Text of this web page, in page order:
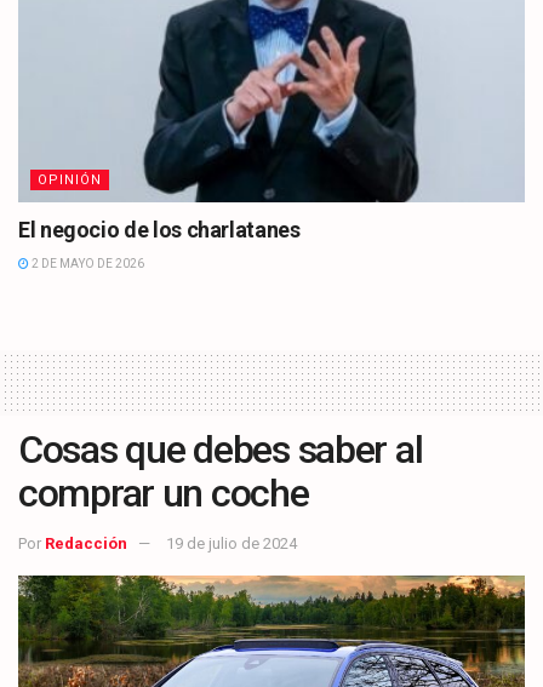
OPINIÓN
El negocio de los charlatanes
2 DE MAYO DE 2026
Cosas que debes saber al
comprar un coche
Por Redacción 19 de julio de 2024